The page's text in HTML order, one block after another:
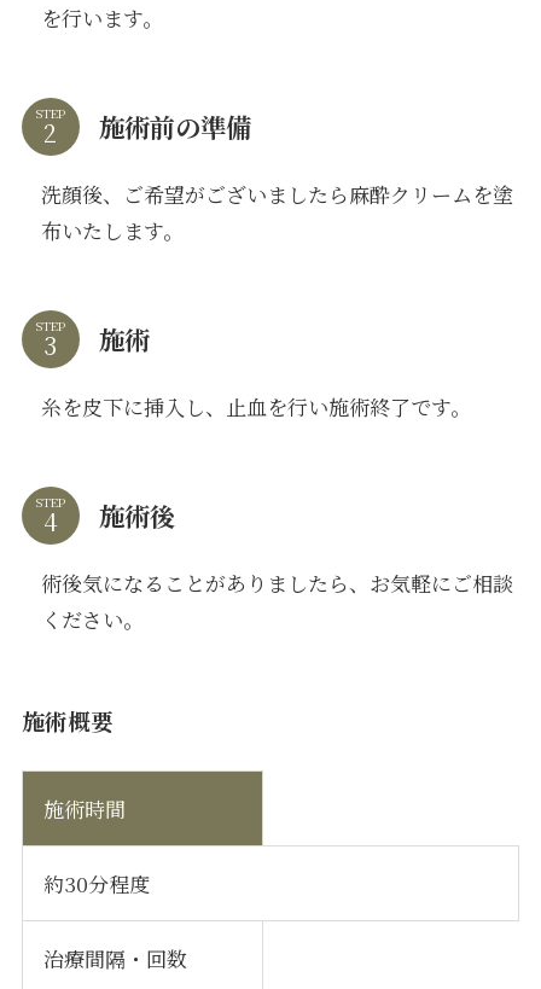
を行います。
STEP 施術前の準備
洗顔後、ご希望がございましたら麻酔クリームを塗
布いたします。
STEP 施術
糸を皮下に挿入し、止血を行い施術終了です。
STEP 施術後
術後気になることがありましたら、お気軽にご相談
ください。
施術概要
施術時間
約30分程度
治療間隔・回数